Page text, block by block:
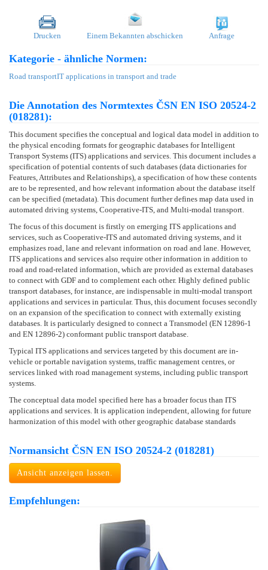
Drucken Einem Bekannten abschicken Anfrage
Kategorie - ähnliche Normen:
Road transportIT applications in transport and trade
Die Annotation des Normtextes ČSN EN ISO 20524-2
(018281):
This document specifies the conceptual and logical data model in addition to
the physical encoding formats for geographic databases for Intelligent
Transport Systems (ITS) applications and services. This document includes a
specification of potential contents of such databases (data dictionaries for
Features, Attributes and Relationships), a specification of how these contents
are to be represented, and how relevant information about the database itself
can be specified (metadata). This document further defines map data used in
automated driving systems, Cooperative-ITS, and Multi-modal transport.
The focus of this document is firstly on emerging ITS applications and
services, such as Cooperative-ITS and automated driving systems, and it
emphasizes road, lane and relevant information on road and lane. However,
ITS applications and services also require other information in addition to
road and road-related information, which are provided as external databases
to connect with GDF and to complement each other. Highly defined public
transport databases, for instance, are indispensable in multi-modal transport
applications and services in particular. Thus, this document focuses secondly
on an expansion of the specification to connect with externally existing
databases. It is particularly designed to connect a Transmodel (EN 12896-1
and EN 12896-2) conformant public transport database.
Typical ITS applications and services targeted by this document are in-
vehicle or portable navigation systems, traffic management centres, or
services linked with road management systems, including public transport
systems.
The conceptual data model specified here has a broader focus than ITS
applications and services. It is application independent, allowing for future
harmonization of this model with other geographic database standards
Normansicht ČSN EN ISO 20524-2 (018281)
Ansicht anzeigen lassen.
Empfehlungen: